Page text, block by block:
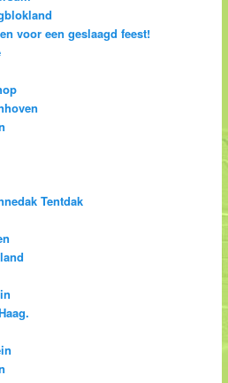
voor een geslaagd feest!
Tentdak